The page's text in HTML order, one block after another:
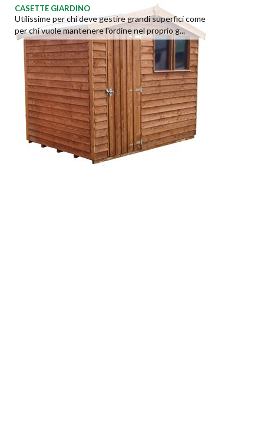
CASETTE GIARDINO
Utilissime per chi deve gestire grandi superfici come
per chi vuole mantenere l'ordine nel proprio g...